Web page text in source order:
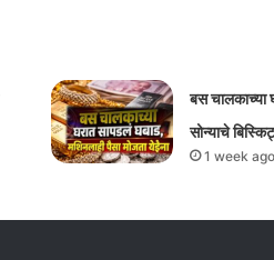
बस चालकाच्या
सोन्याचे
1 week ago